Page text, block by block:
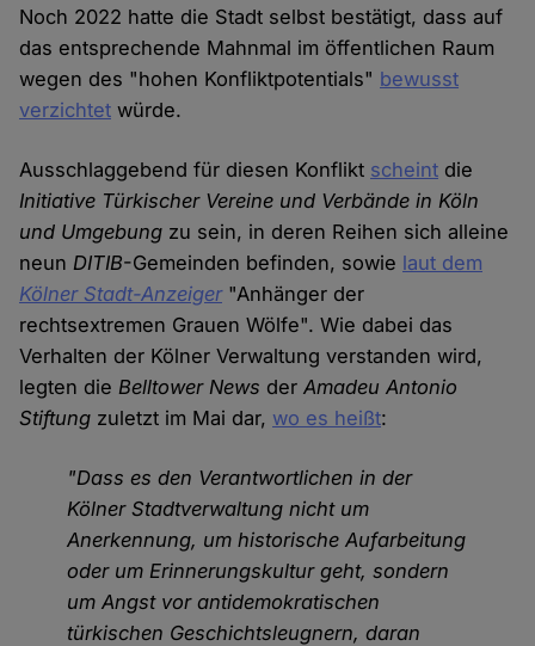
Noch 2022 hatte die Stadt selbst bestätigt, dass auf
das entsprechende Mahnmal im öffentlichen Raum
wegen des "hohen Konfliktpotentials" bewusst
verzichtet würde.
Ausschlaggebend für diesen Konflikt scheint die
Initiative Türkischer Vereine und Verbände in Köln
und Umgebung zu sein, in deren Reihen sich alleine
neun DITIB-Gemeinden befinden, sowie laut dem
Kölner Stadt-Anzeiger"Anhänger der
rechtsextremen Grauen Wölfe". Wie dabei das
Verhalten der Kölner Verwaltung verstanden wird,
legten die Belltower News derAmadeu Antonio
Stiftung zuletzt im Mai dar, wo es heißt:
"Dass es den Verantwortlichen in der
Kölner Stadtverwaltung nicht um
Anerkennung, um historische Aufarbeitung
oder um Erinnerungskultur geht, sondern
um Angst vor antidemokratischen
türkischen Geschichtsleugnern, daran